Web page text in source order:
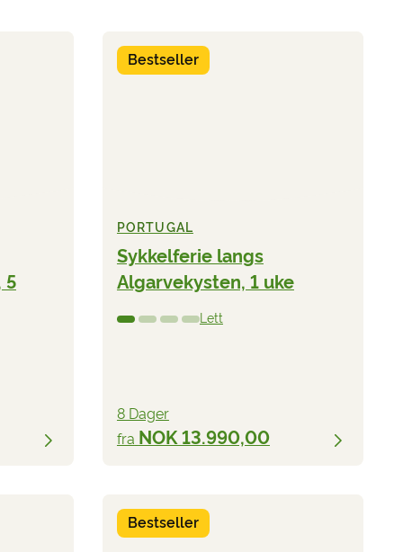
5
Bestseller
PORTUGAL
Sykkelferie langs
Algarvekysten, 1 uke
Lett
8 Dager
fra NOK 13.990,00
Bestseller